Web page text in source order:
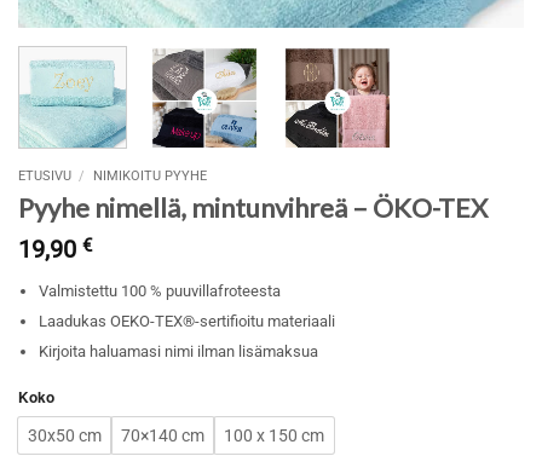
ETUSIVU / NIMIKOITU PYYHE
Pyyhe nimellä, mintunvihreä – ÖKO-TEX
19,90 €
Valmistettu 100 % puuvillafroteesta
Laadukas OEKO-TEX®-sertifioitu materiaali
Kirjoita haluamasi nimi ilman lisämaksua
Koko
30x50 cm 70×140 cm 100 x 150 cm